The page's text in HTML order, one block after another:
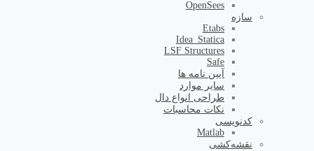
OpenSees
سازه
Etabs
Idea_Statica
LSF Structures
Safe
آیین نامه ها
سایر موارد
طراحی انواع دال
نکات محاسبات
کد‌نویسی
Matlab
نقشه‌کشی